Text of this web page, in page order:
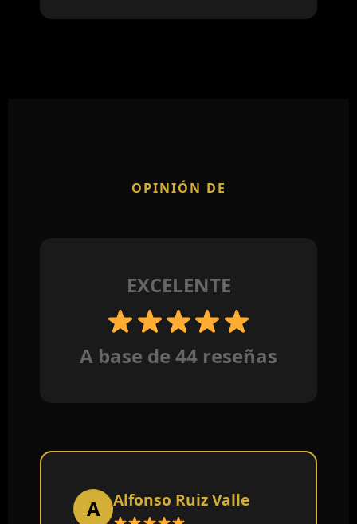
OPINIÓN DE
EXCELENTE
A base de 44 reseñas
A Alfonso Ruiz Valle